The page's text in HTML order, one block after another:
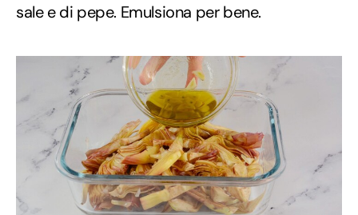
sale e di pepe. Emulsiona per bene.